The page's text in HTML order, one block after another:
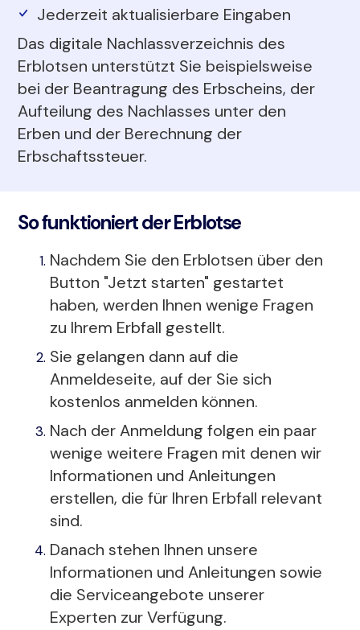
Jederzeit aktualisierbare Eingaben
Das digitale Nachlassverzeichnis des
Erblotsen unterstützt Sie beispielsweise
bei der Beantragung des Erbscheins, der
Aufteilung des Nachlasses unter den
Erben und der Berechnung der
Erbschaftssteuer.
So funktioniert der Erblotse
Nachdem Sie den Erblotsen über den
Button "Jetzt starten" gestartet
haben, werden Ihnen wenige Fragen
zu Ihrem Erbfall gestellt.
Sie gelangen dann auf die
Anmeldeseite, auf der Sie sich
kostenlos anmelden können.
Nach der Anmeldung folgen ein paar
wenige weitere Fragen mit denen wir
Informationen und Anleitungen
erstellen, die für Ihren Erbfall relevant
sind.
Danach stehen Ihnen unsere
Informationen und Anleitungen sowie
die Serviceangebote unserer
Experten zur Verfügung.